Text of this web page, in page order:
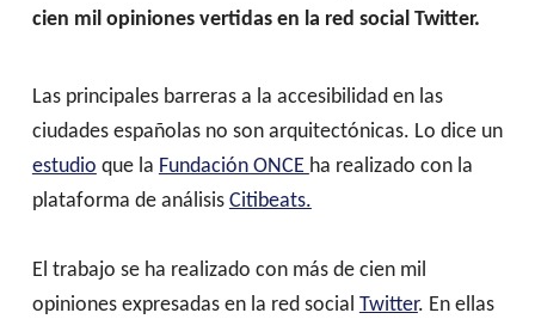
cien mil opiniones vertidas en la red social Twitter.
Las principales barreras a la accesibilidad en las
ciudades españolas no son arquitectónicas. Lo dice un
estudio
(abre en nueva pestaña)
que la Fundación ONCE
(abre en nueva pestaña)
ha realizado con la
plataforma de análisis Citibeats.
El trabajo se ha realizado con más de cien mil
opiniones expresadas en la red social Twitter
(abre en nueva pestaña)
. En ellas